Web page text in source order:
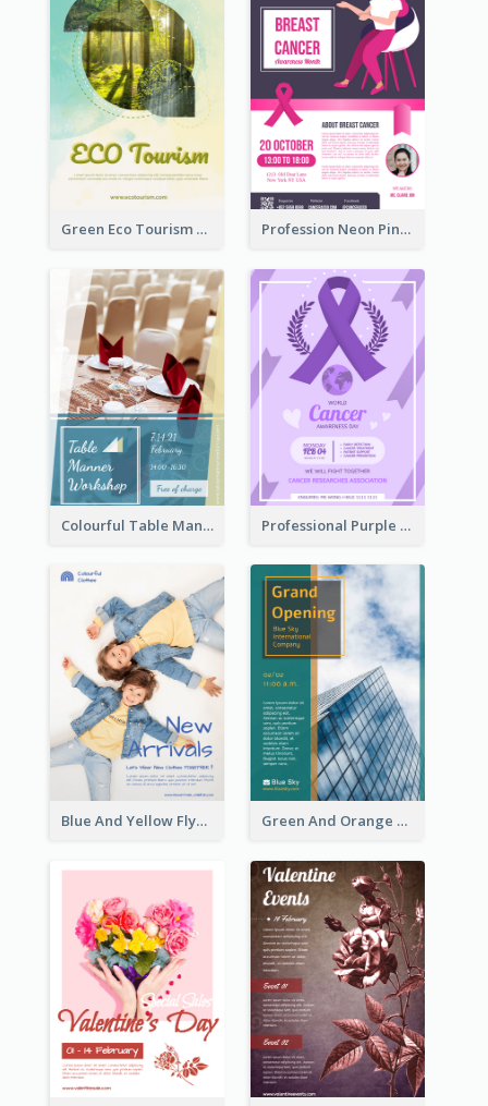
Green Eco Tourism Flyer With Photos Of Forest Profession Neon Pink Flyer Ribbon Design Template
Colourful Table Manner Course Flyer With Details Professional Purple Ribbon And Globe Flyer Design Idea
Blue And Yellow Flyer For Children Clothes Green And Orange Flyer Of Opening Ceremony